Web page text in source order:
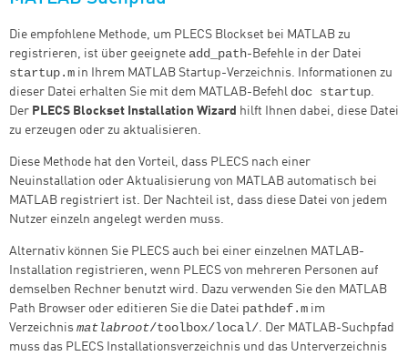
Die empfohlene Methode, um PLECS Blockset bei MATLAB zu
registrieren, ist über geeignete add_path-Befehle in der Datei
startup.m in Ihrem MATLAB Startup-Verzeichnis. Informationen zu
dieser Datei erhalten Sie mit dem MATLAB-Befehl doc startup.
Der PLECS Blockset Installation Wizard hilft Ihnen dabei, diese Datei
zu erzeugen oder zu aktualisieren.
Diese Methode hat den Vorteil, dass PLECS nach einer
Neuinstallation oder Aktualisierung von MATLAB automatisch bei
MATLAB registriert ist. Der Nachteil ist, dass diese Datei von jedem
Nutzer einzeln angelegt werden muss.
Alternativ können Sie PLECS auch bei einer einzelnen MATLAB-
Installation registrieren, wenn PLECS von mehreren Personen auf
demselben Rechner benutzt wird. Dazu verwenden Sie den MATLAB
Path Browser oder editieren Sie die Datei pathdef.m im
Verzeichnis matlabroot/toolbox/local/. Der MATLAB-Suchpfad
muss das PLECS Installationsverzeichnis und das Unterverzeichnis